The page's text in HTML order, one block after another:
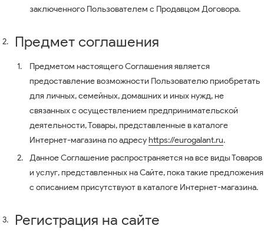
заключенного Пользователем с Продавцом Договора.
Предмет соглашения
Предметом настоящего Соглашения является
предоставление возможности Пользователю приобретать
для личных, семейных, домашних и иных нужд, не
связанных с осуществлением предпринимательской
деятельности, Товары, представленные в каталоге
Интернет-магазина по адресуhttps://eurogalant.ru.
Данное Соглашение распространяется на все виды Товаров
и услуг, представленных на Сайте, пока такие предложения
с описанием присутствуют в каталоге Интернет-магазина.
Регистрация на сайте